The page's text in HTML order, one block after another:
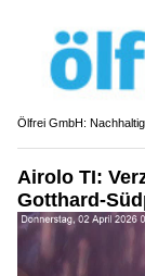
Ölfrei GmbH:
Airolo TI:
Gotthard-